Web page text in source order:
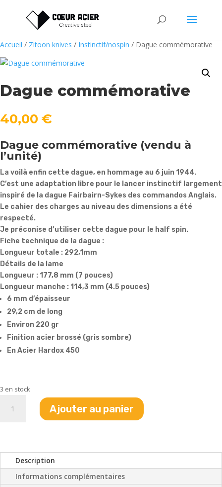
Accueil / Zitoon knives / Instinctif/nospin / Dague commémorative
Dague commémorative
40,00 €
Dague commémorative (vendu à
l’unité)
La voilà enfin cette dague, en hommage au 6 juin 1944.
C’est une adaptation libre pour le lancer instinctif largement
inspiré de la dague Fairbairn-Sykes des commandos Anglais.
Le cahier des charges au niveau des dimensions a été
respecté.
Je préconise d’utiliser cette dague pour le half spin.
Fiche technique de la dague :
Longueur totale : 292,1mm
Détails de la lame
Longueur : 177,8 mm (7 pouces)
Longueur manche : 114,3 mm (4.5 pouces)
6 mm d’épaisseur
29,2 cm de long
Environ 220 gr
Finition acier brossé (gris sombre)
En Acier Hardox 450
3 en stock
Ajouter au panier
Description
Informations complémentaires